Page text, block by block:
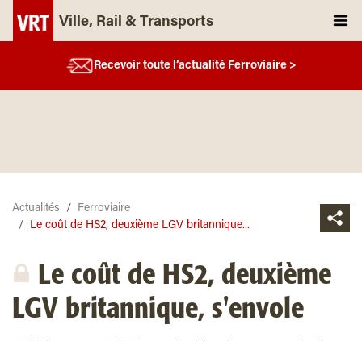
Ville, Rail & Transports
Recevoir toute l’actualité Ferroviaire >
Actualités
Ferroviaire
Le coût de HS2, deuxième LGV britannique...
Le coût de HS2, deuxième
LGV britannique, s'envole